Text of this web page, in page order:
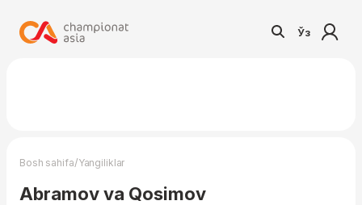
Ўз
Bosh sahifa/Yangiliklar
Abramov va Qosimov